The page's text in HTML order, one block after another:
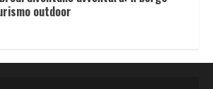
outdoor